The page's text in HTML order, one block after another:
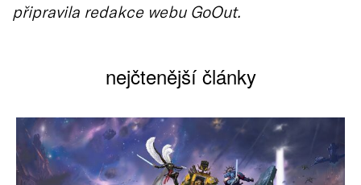
připravila redakce webu GoOut.
nejčtenější články